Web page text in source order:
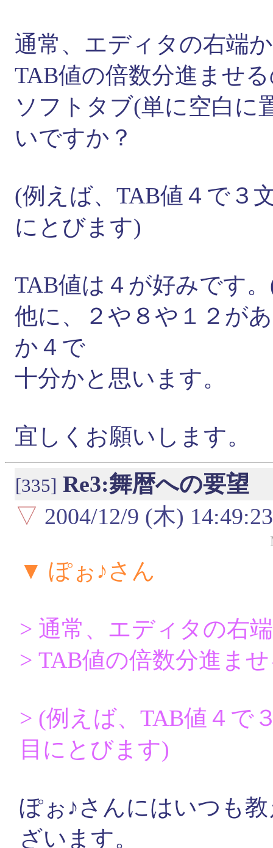
通常、エディタの右端
TAB値の倍数分進ませ
ソフトタブ(単に空白に
いですか？
(例えば、TAB値４で３
にとびます)
TAB値は４が好みです
他に、２や８や１２が
か４で
十分かと思います。
宜しくお願いします。
[335] Re3:舞暦への要望
▽ 2004/12/9 (木) 14:49:23
▼ ぽぉ♪さん
> 通常、エディタの右
> TAB値の倍数分進ま
> (例えば、TAB値４で
目にとびます)
ぽぉ♪さんにはいつも
ざいます。